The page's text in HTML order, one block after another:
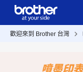
歡迎來到 Brother 台灣